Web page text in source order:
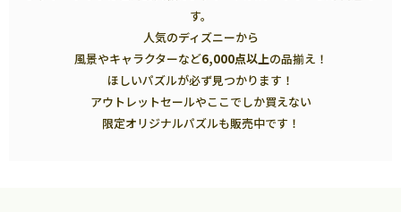
す。
人気のディズニーから
風景やキャラクターなど6,000点以上の品揃え！
ほしいパズルが必ず見つかります！
アウトレットセールやここでしか買えない
限定オリジナルパズルも販売中です！